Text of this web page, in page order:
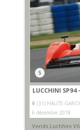
5
LUCCHINI SP94
(31) HAUTE-
6 décembre 2018
Vends Luchhini V6